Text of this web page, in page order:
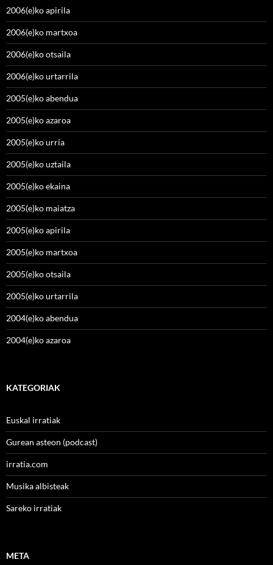
2006(e)ko apirila
2006(e)ko martxoa
2006(e)ko otsaila
2006(e)ko urtarrila
2005(e)ko abendua
2005(e)ko azaroa
2005(e)ko urria
2005(e)ko uztaila
2005(e)ko ekaina
2005(e)ko maiatza
2005(e)ko apirila
2005(e)ko martxoa
2005(e)ko otsaila
2005(e)ko urtarrila
2004(e)ko abendua
2004(e)ko azaroa
KATEGORIAK
Euskal irratiak
Gurean asteon (podcast)
irratia.com
Musika albisteak
Sareko irratiak
META